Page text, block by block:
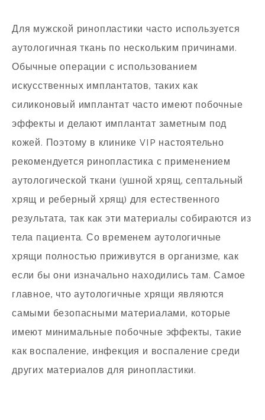
Для мужской ринопластики часто используется
аутологичная ткань по нескольким причинами.
Обычные операции с использованием
искусственных имплантатов, таких как
силиконовый имплантат часто имеют побочные
эффекты и делают имплантат заметным под
кожей. Поэтому в клинике VIP настоятельно
рекомендуется ринопластика с применением
аутологической ткани (ушной хрящ, септальный
хрящ и реберный хрящ) для естественного
результата, так как эти материалы собираются из
тела пациента. Со временем аутологичные
хрящи полностью приживутся в организме, как
если бы они изначально находились там. Самое
главное, что аутологичные хрящи являются
самыми безопасными материалами, которые
имеют минимальные побочные эффекты, такие
как воспаление, инфекция и воспаление среди
других материалов для ринопластики.